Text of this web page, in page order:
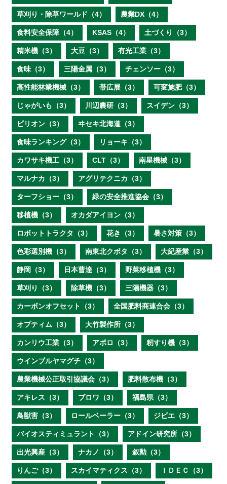
草刈り・除草ワールド（4） 農業DX（4）
食料安全保障（4） KSAS（4） 土づくり（3）
精米機（3） 大豆（3） 有光工業（3）
食味（3） 三陽金属（3） チェンソー（3）
高性能林業機械（3） 帯広展（3） 可変施肥（3）
じゃがいも（3） 川辺農研（3） スイデン（3）
ピリオン（3） ヰセキ北海道（3）
食味ランキング（3） リョーキ（3）
カワサキ機工（3） CLT（3） 南星機械（3）
マルナカ（3） アグリテクニカ（3）
ターフショー（3） 緑の安全推進協会（3）
移植機（3） オカダアイヨン（3）
ロボットトラクタ（3） 花き（3） 暑さ対策（3）
色彩選別機（3） 南東北クボタ（3） 大紀産業（3）
静岡（3） 日本曹達（3） 野菜移植機（3）
草刈り（3） 除草機（3） 三陽機器（3）
カーボンオフセット（3） 全国肥料商連合会（3）
オプティム（3） 大竹製作所（3）
カンリウ工業（3） アポロ（3） 籾すり機（3）
ウインブルヤマグチ（3）
農業機械公正取引協議会（3） 肥料散布機（3）
アキレス（3） ブロワ（3） 福島県（3）
鳥獣害（3） ロールベーラー（3） ジビエ（3）
バイオスティミュラント（3） アドイン研究所（3）
出光興産（3） ナカノ（3） 叙勲（3）
りんご（3） スカイマティクス（3） ＩＤＥＣ（3）